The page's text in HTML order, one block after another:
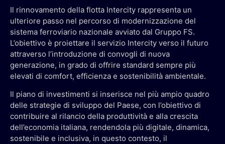
Il rinnovamento della flotta Intercity rappresenta un
ulteriore passo nel percorso di modernizzazione del
sistema ferroviario nazionale avviato dal Gruppo FS.
L’obiettivo è proiettare il servizio Intercity verso il futuro
attraverso l’introduzione di convogli di nuova
generazione, in grado di offrire standard sempre più
elevati di comfort, efficienza e sostenibilità ambientale.
Il piano di investimenti si inserisce nel più ampio quadro
delle strategie di sviluppo del Paese, con l’obiettivo di
contribuire al rilancio della produttività e alla crescita
dell’economia italiana, rendendola più digitale, dinamica,
sostenibile e inclusiva, in questo contesto, il